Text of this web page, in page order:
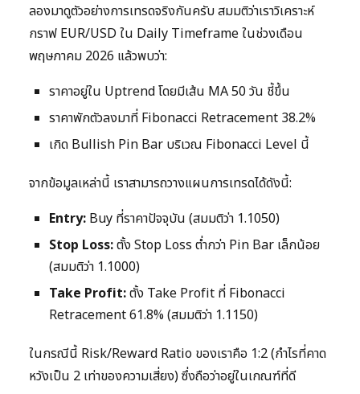
ลองมาดูตัวอย่างการเทรดจริงกันครับ สมมติว่าเราวิเคราะห์
กราฟ EUR/USD ใน Daily Timeframe ในช่วงเดือน
พฤษภาคม 2026 แล้วพบว่า:
ราคาอยู่ใน Uptrend โดยมีเส้น MA 50 วัน ชี้ขึ้น
ราคาพักตัวลงมาที่ Fibonacci Retracement 38.2%
เกิด Bullish Pin Bar บริเวณ Fibonacci Level นี้
จากข้อมูลเหล่านี้ เราสามารถวางแผนการเทรดได้ดังนี้:
Entry: Buy ที่ราคาปัจจุบัน (สมมติว่า 1.1050)
Stop Loss:ตั้ง Stop Loss ต่ำกว่า Pin Bar เล็กน้อย
(สมมติว่า 1.1000)
Take Profit:ตั้ง Take Profit ที่ Fibonacci
Retracement 61.8% (สมมติว่า 1.1150)
ในกรณีนี้ Risk/Reward Ratio ของเราคือ 1:2 (กำไรที่คาด
หวังเป็น 2 เท่าของความเสี่ยง) ซึ่งถือว่าอยู่ในเกณฑ์ที่ดี